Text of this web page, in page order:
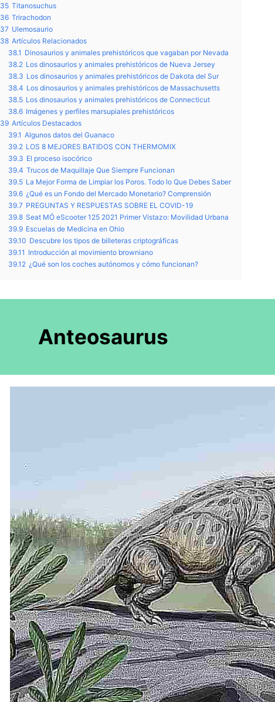
35 Titanosuchus
36 Trirachodon
37 Ulemosaurio
38 Artículos Relacionados
38.1 Dinosaurios y animales prehistóricos que vagaban por Nevada
38.2 Los dinosaurios y animales prehistóricos de Nueva Jersey
38.3 Los dinosaurios y animales prehistóricos de Dakota del Sur
38.4 Los dinosaurios y animales prehistóricos de Massachusetts
38.5 Los dinosaurios y animales prehistóricos de Connecticut
38.6 Imágenes y perfiles marsupiales prehistóricos
39 Artículos Destacados
39.1 Algunos datos del Guanaco
39.2 LOS 8 MEJORES BATIDOS CON THERMOMIX
39.3 El proceso isocórico
39.4 Trucos de Maquillaje Que Siempre Funcionan
39.5 La Mejor Forma de Limpiar los Poros. Todo lo Que Debes Saber
39.6 ¿Qué es un Fondo del Mercado Monetario? Comprensión
39.7 PREGUNTAS Y RESPUESTAS SOBRE EL COVID-19
39.8 Seat MÓ eScooter 125 2021 Primer Vistazo: Movilidad Urbana
39.9 Escuelas de Medicina en Ohio
39.10 Descubre los tipos de billeteras criptográficas
39.11 Introducción al movimiento browniano
39.12 ¿Qué son los coches autónomos y cómo funcionan?
Anteosaurus